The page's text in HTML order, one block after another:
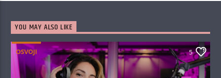
YOU MAY ALSO LIKE
OSVOJI 5